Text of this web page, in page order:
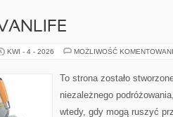
KWI - 4 - 2026 MOŻLIWOŚĆ
To strona zostało
niezależnego
wtedy, gdy mogą ruszyć